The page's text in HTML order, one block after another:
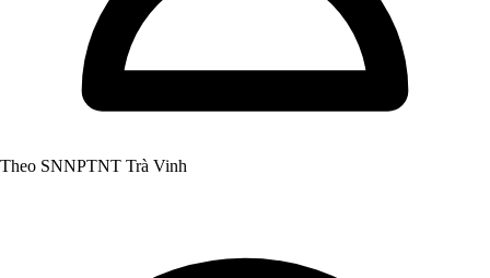
Theo SNNPTNT Trà Vinh